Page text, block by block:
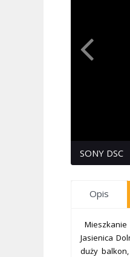
SONY DSC
Opis
Jasienica
duży